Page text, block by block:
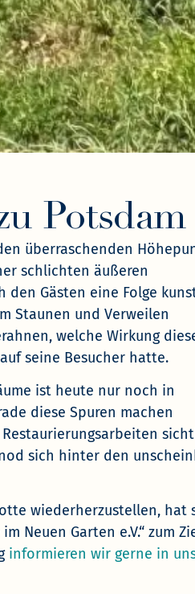
Potsdam
überraschenden
schlichten äußeren
den Gästen eine Folge
Staunen und Verweilen
welche Wirkung
seine Besucher hatte.
ist heute nur noch in
diese Spuren machen
sich hinter den
wiederherzustellen, hat
Neuen Garten e.V.“ zum
informieren wir gerne in